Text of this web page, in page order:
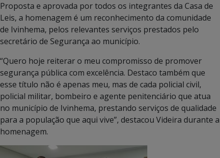
Proposta e aprovada por todos os integrantes da Casa de
Leis, a homenagem é um reconhecimento da comunidade
de Ivinhema, pelos relevantes serviços prestados pelo
secretário de Segurança ao município.
“Quero hoje reiterar o meu compromisso de promover
segurança pública com excelência. Destaco também que
esse título não é apenas meu, mas de cada policial civil,
policial militar, bombeiro e agente penitenciário que atua
no município de Ivinhema, prestando serviços de qualidade
para a população que aqui vive”, destacou Videira durante a
homenagem.